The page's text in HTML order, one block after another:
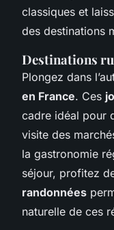
classiques et
des destinations
Destinations
Plongez dans
en France. Ces
cadre idéal pour
visite des
la gastronomie
séjour, profitez
randonnées
naturelle de ces